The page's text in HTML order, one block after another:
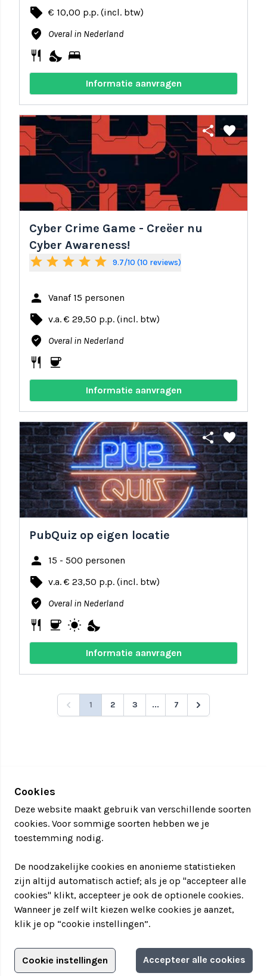
Filter jouw teamuitstapje!
local_offer € 10,00 p.p. (incl. btw)
where_to_vote Overal in Nederland
restaurant nights_stay bed
Informatie aanvragen
share favorite
Cyber Crime Game - Creëer nu
Cyber Awareness!
star star star star star 9.7/10 (10 reviews)
person Vanaf 15 personen
local_offer v.a. € 29,50 p.p. (incl. btw)
where_to_vote Overal in Nederland
restaurant coffee
Informatie aanvragen
share favorite
PubQuiz op eigen locatie
person 15 - 500 personen
local_offer v.a. € 23,50 p.p. (incl. btw)
where_to_vote Overal in Nederland
restaurant coffee wb_sunny nights_stay
Informatie aanvragen
1 2 3 ... 7
Adverteren?
Cookies
Deze website maakt gebruik van verschillende soorten
cookies. Voor sommige soorten hebben we je
toestemming nodig.
De noodzakelijke cookies en anonieme statistieken
zijn altijd automatisch actief; als je op "accepteer alle
cookies" klikt, accepteer je ook de optionele cookies.
Wanneer je zelf wilt kiezen welke cookies je aanzet,
klik je op “cookie instellingen”.
Cookie instellingen Accepteer alle cookies